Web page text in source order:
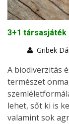
3+1
Gribek
A biodiverzitás
természet
lehet, sőt ki is
valamint sok